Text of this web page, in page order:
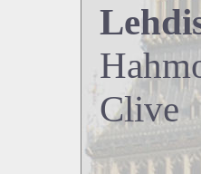
Clive